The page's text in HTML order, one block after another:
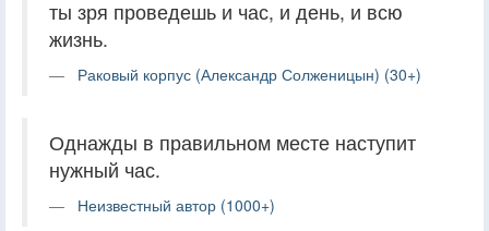
ты зря проведешь и час, и день, и всю
жизнь.
Раковый корпус (Александр Солженицын) (30+)
Однажды в правильном месте наступит
нужный час.
Неизвестный автор (1000+)